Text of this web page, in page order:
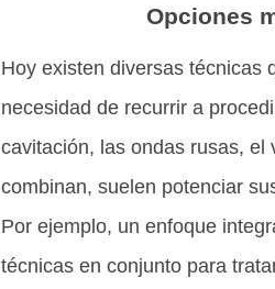
Opciones
Hoy existen diversas técnicas
necesidad de recurrir a
cavitación, las ondas rusas,
combinan, suelen potenciar
Por ejemplo, un enfoque
técnicas en conjunto para